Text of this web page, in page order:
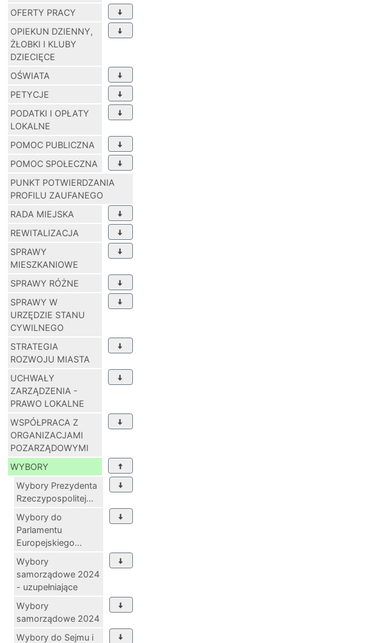
OFERTY PRACY
OPIEKUN DZIENNY,
ŻŁOBKI I KLUBY
DZIECIĘCE
OŚWIATA
PETYCJE
PODATKI I OPŁATY
LOKALNE
POMOC PUBLICZNA
POMOC SPOŁECZNA
PUNKT POTWIERDZANIA
PROFILU ZAUFANEGO
RADA MIEJSKA
REWITALIZACJA
SPRAWY
MIESZKANIOWE
SPRAWY RÓŻNE
SPRAWY W
URZĘDZIE STANU
CYWILNEGO
STRATEGIA
ROZWOJU MIASTA
UCHWAŁY
ZARZĄDZENIA -
PRAWO LOKALNE
WSPÓŁPRACA Z
ORGANIZACJAMI
POZARZĄDOWYMI
WYBORY
Wybory Prezydenta
Rzeczypospolitej...
Wybory do
Parlamentu
Europejskiego...
Wybory
samorządowe 2024
- uzupełniające
Wybory
samorządowe 2024
Wybory do Sejmu i